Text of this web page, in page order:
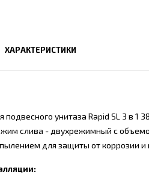
ХАРАКТЕРИСТИКИ
подвесного унитаза Rapid SL 3 в 1
слива - двухрежимный с
для защиты от коррозии и